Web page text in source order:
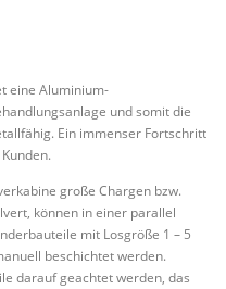
eine Aluminium-
und somit die
Ein immenser Fortschritt
große Chargen bzw.
können in einer parallel
mit Losgröße 1 – 5
beschichtet werden.
darauf geachtet werden, das